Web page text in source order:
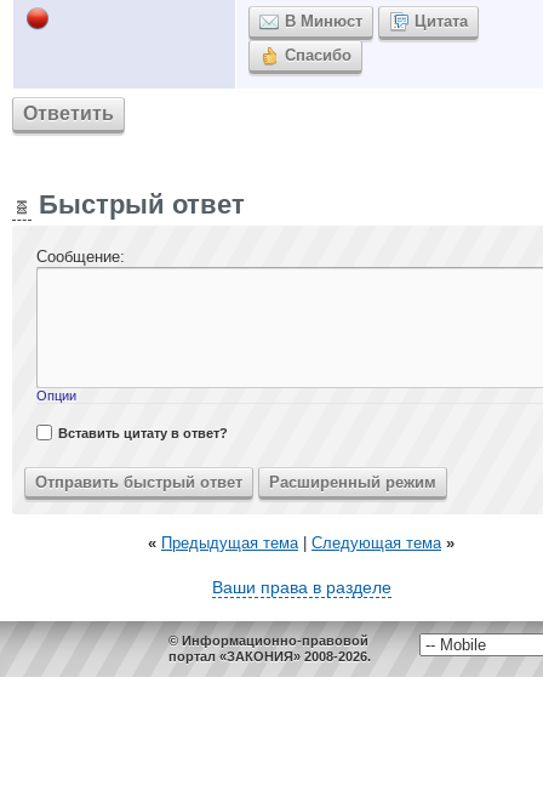
В Минюст
Цитата
Спасибо
Ответить
Быстрый ответ
Сообщение:
Опции
Вставить цитату в ответ?
« Предыдущая тема| Следующая тема »
Ваши права в разделе
© Информационно-правовой
портал «ЗАКОНИЯ» 2008-2026.